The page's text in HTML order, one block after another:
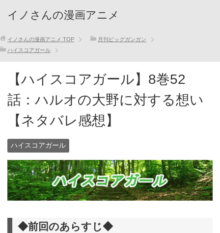
イノさんの漫画アニメ
イノさんの漫画アニメ TOP
月刊ビッグガンガン
ハイスコアガール
【ハイスコアガール】8巻52
話：ハルオの大野に対する想い
【ネタバレ感想】
ハイスコアガール
◆前回のあらすじ◆